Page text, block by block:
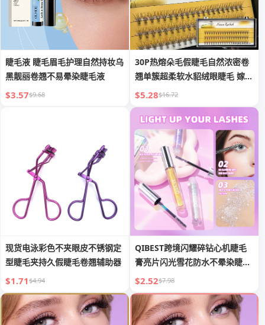
睫毛液 睫毛眉毛护理自然持妆乌
黑靓丽卷翘不易晕染睫毛液
$3.57$9.68
30P热熔朵毛假睫毛自然浓密卷
翘单簇超柔软水貂绒眼睫毛 嫁接
睫毛
$5.28$16.72
现货电泳彩色不夹眼皮不锈钢定
型睫毛夹持久假睫毛卷翘辅助器
$1.71$4.94
QIBEST跨境闪耀碎钻心机睫毛
膏亮片闪光雪花防水不晕染睫毛
膏批发
$2.52$7.98